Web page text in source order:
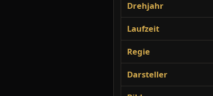
Drehjahr
Laufzeit
Regie
Darsteller